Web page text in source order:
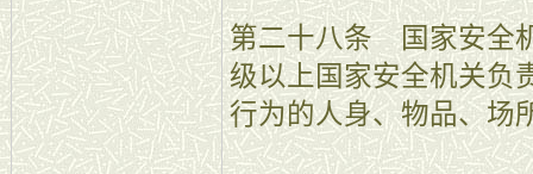
第二十八条 国家安全
级以上国家安全机关负
行为的人身、物品、场